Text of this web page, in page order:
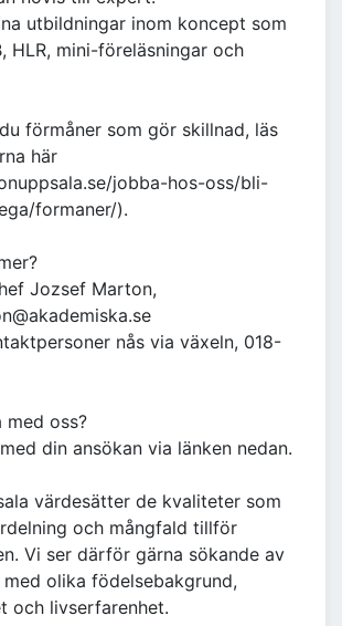
utbildningar inom koncept som
HLR, mini-föreläsningar och
förmåner som gör skillnad, läs
här
jobba-hos-oss/bli-
formaner/).
Jozsef Marton,
nås via växeln, 018-
med oss?
din ansökan via länken nedan.
värdesätter de kvaliteter som
och mångfald tillför
Vi ser därför gärna sökande av
olika födelsebakgrund,
och livserfarenhet.